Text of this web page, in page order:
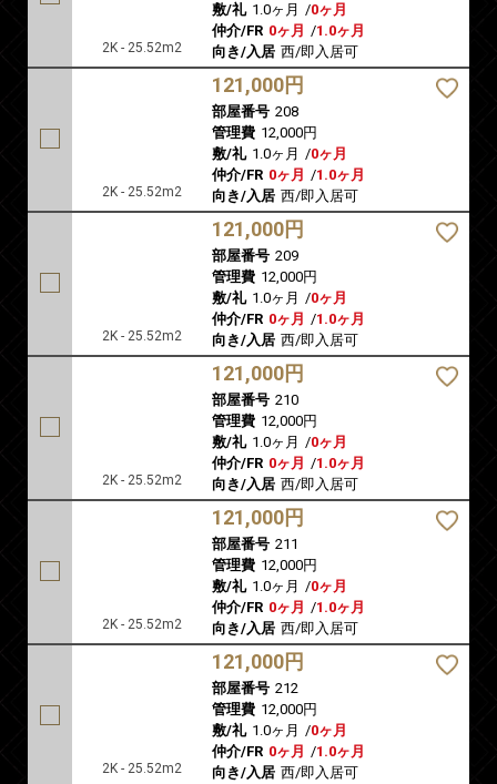
2K - 25.52m2
敷/礼 1.0ヶ月 /0ヶ月
仲介/FR 0ヶ月 /1.0ヶ月
向き/入居 西/即入居可
2K - 25.52m2
121,000円
部屋番号 208
管理費 12,000円
敷/礼 1.0ヶ月 /0ヶ月
仲介/FR 0ヶ月 /1.0ヶ月
向き/入居 西/即入居可
2K - 25.52m2
121,000円
部屋番号 209
管理費 12,000円
敷/礼 1.0ヶ月 /0ヶ月
仲介/FR 0ヶ月 /1.0ヶ月
向き/入居 西/即入居可
2K - 25.52m2
121,000円
部屋番号 210
管理費 12,000円
敷/礼 1.0ヶ月 /0ヶ月
仲介/FR 0ヶ月 /1.0ヶ月
向き/入居 西/即入居可
2K - 25.52m2
121,000円
部屋番号 211
管理費 12,000円
敷/礼 1.0ヶ月 /0ヶ月
仲介/FR 0ヶ月 /1.0ヶ月
向き/入居 西/即入居可
2K - 25.52m2
121,000円
部屋番号 212
管理費 12,000円
敷/礼 1.0ヶ月 /0ヶ月
仲介/FR 0ヶ月 /1.0ヶ月
向き/入居 西/即入居可